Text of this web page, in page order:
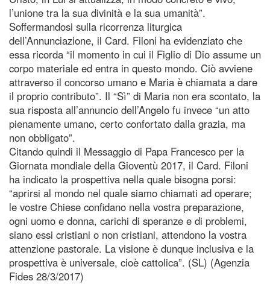
l’unione tra la sua divinità e la sua umanità”.
Soffermandosi sulla ricorrenza liturgica
dell’Annunciazione, il Card. Filoni ha evidenziato che
essa ricorda “il momento in cui il Figlio di Dio assume un
corpo materiale ed entra in questo mondo. Ciò avviene
attraverso il concorso umano e Maria è chiamata a dare
il proprio contributo”. Il “Sì” di Maria non era scontato, la
sua risposta all’annuncio dell’Angelo fu invece “un atto
pienamente umano, certo confortato dalla grazia, ma
non obbligato”.
Citando quindi il Messaggio di Papa Francesco per la
Giornata mondiale della Gioventù 2017, il Card. Filoni
ha indicato la prospettiva nella quale bisogna porsi:
“aprirsi al mondo nel quale siamo chiamati ad operare;
le vostre Chiese confidano nella vostra preparazione,
ogni uomo e donna, carichi di speranze e di problemi,
siano essi cristiani o non cristiani, attendono la vostra
attenzione pastorale. La visione è dunque inclusiva e la
prospettiva è universale, cioè cattolica”. (SL) (Agenzia
Fides 28/3/2017)